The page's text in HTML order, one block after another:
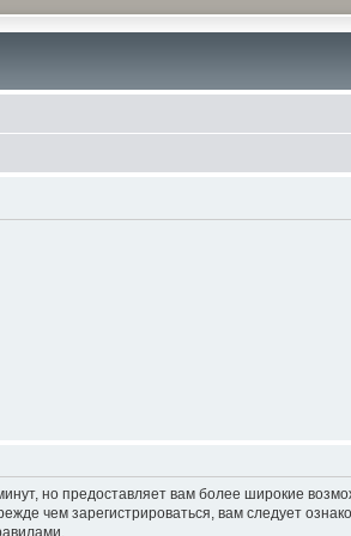
но предоставляет вам более широкие
чем зарегистрироваться, вам следует